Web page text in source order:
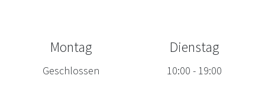
Montag
Geschlossen
Dienstag
10:00 - 19:00